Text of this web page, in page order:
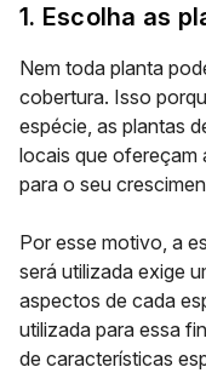
1. Escolha as
Nem toda planta
cobertura. Isso
espécie, as plantas
locais que ofereçam
para o seu
Por esse motivo, a
será utilizada exige
aspectos de cada
utilizada para essa
de características